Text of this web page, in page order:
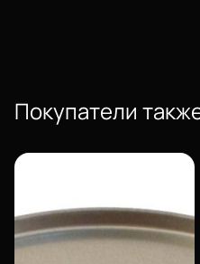
Покупатели